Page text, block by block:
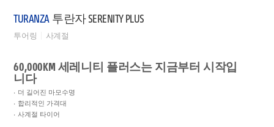
TURANZA 투란자 SERENITY PLUS
투어링 사계절
60,000KM 세레니티 플러스는 지금부터 시작입
니다
더 길어진 마모수명
합리적인 가격대
사계절 타이어